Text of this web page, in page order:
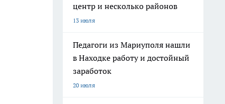
центр и несколько районов
13 июля
Педагоги из Мариуполя нашли
в Находке работу и достойный
заработок
20 июля